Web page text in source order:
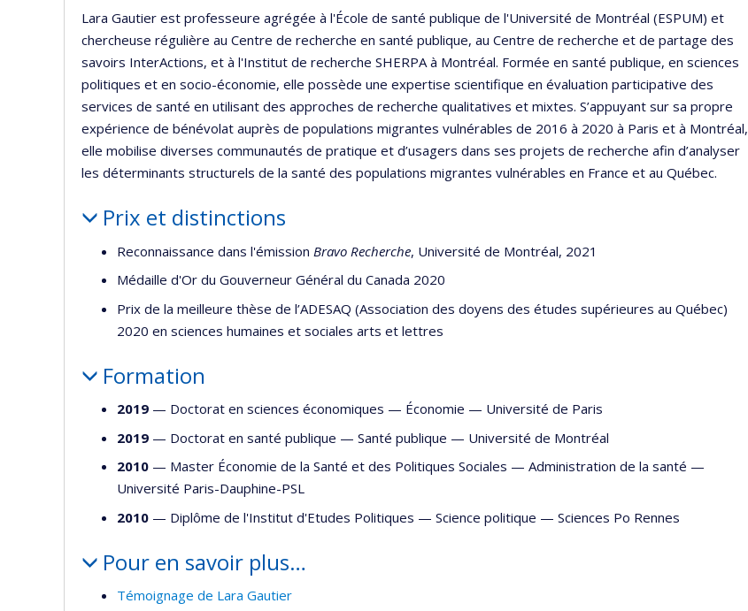
Lara Gautier est professeure agrégée à l'École de santé publique de l'Université de Montréal (ESPUM) et
chercheuse régulière au Centre de recherche en santé publique, au Centre de recherche et de partage des
savoirs InterActions, et à l'Institut de recherche SHERPA à Montréal. Formée en santé publique, en sciences
politiques et en socio-économie, elle possède une expertise scientifique en évaluation participative des
services de santé en utilisant des approches de recherche qualitatives et mixtes. S’appuyant sur sa propre
expérience de bénévolat auprès de populations migrantes vulnérables de 2016 à 2020 à Paris et à Montréal,
elle mobilise diverses communautés de pratique et d’usagers dans ses projets de recherche afin d’analyser
les déterminants structurels de la santé des populations migrantes vulnérables en France et au Québec.
Prix et distinctions
Reconnaissance dans l'émission Bravo Recherche, Université de Montréal, 2021
Médaille d'Or du Gouverneur Général du Canada 2020
Prix de la meilleure thèse de l’ADESAQ (Association des doyens des études supérieures au Québec)
2020 en sciences humaines et sociales arts et lettres
Formation
2019 — Doctorat en sciences économiques — Économie — Université de Paris
2019 — Doctorat en santé publique — Santé publique — Université de Montréal
2010 — Master Économie de la Santé et des Politiques Sociales — Administration de la santé —
Université Paris-Dauphine-PSL
2010 — Diplôme de l'Institut d'Etudes Politiques — Science politique — Sciences Po Rennes
Pour en savoir plus…
Témoignage de Lara Gautier